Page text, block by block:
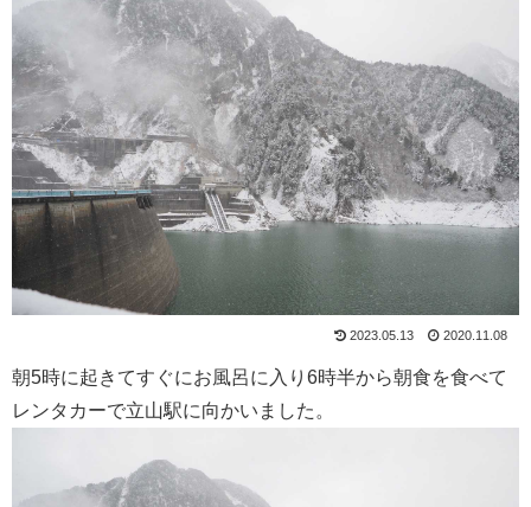
2023.05.13 2020.11.08
朝5時に起きてすぐにお風呂に入り6時半から朝食を食べて
レンタカーで立山駅に向かいました。